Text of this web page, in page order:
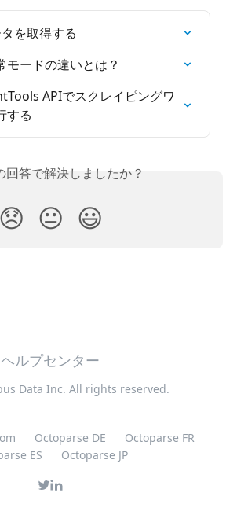
を取得する
モードの違いとは？
APIでスクレイピングワ
する
回答で解決しましたか？
😞 😐 😃
ヘルプセンター
Data Inc. All rights reserved.
Octoparse DE
Octoparse FR
ES
Octoparse JP